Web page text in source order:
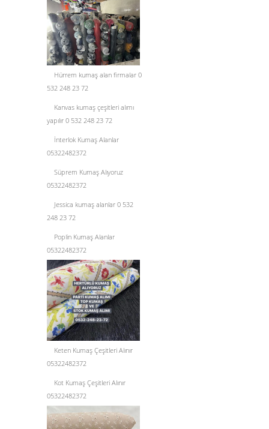
Hürrem kumaş alan firmalar 0
532 248 23 72
Kanvas kumaş çeşitleri alımı
yapılır 0 532 248 23 72
İnterlok Kumaş Alanlar
05322482372
Süprem Kumaş Alıyoruz
05322482372
Jessica kumaş alanlar 0 532
248 23 72
Poplin Kumaş Alanlar
05322482372
Keten Kumaş Çeşitleri Alınır
05322482372
Kot Kumaş Çeşitleri Alınır
05322482372